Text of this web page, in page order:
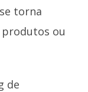
torna
produtos ou
de